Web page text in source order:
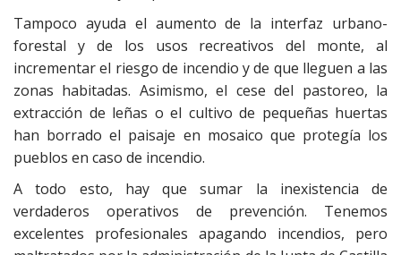
Tampoco ayuda el aumento de la interfaz urbano-
forestal y de los usos recreativos del monte, al
incrementar el riesgo de incendio y de que lleguen a las
zonas habitadas. Asimismo, el cese del pastoreo, la
extracción de leñas o el cultivo de pequeñas huertas
han borrado el paisaje en mosaico que protegía los
pueblos en caso de incendio.
A todo esto, hay que sumar la inexistencia de
verdaderos operativos de prevención. Tenemos
excelentes profesionales apagando incendios, pero